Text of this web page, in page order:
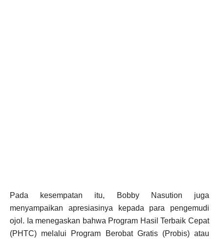
Pada kesempatan itu, Bobby Nasution juga
menyampaikan apresiasinya kepada para pengemudi
ojol. Ia menegaskan bahwa Program Hasil Terbaik Cepat
(PHTC) melalui Program Berobat Gratis (Probis) atau